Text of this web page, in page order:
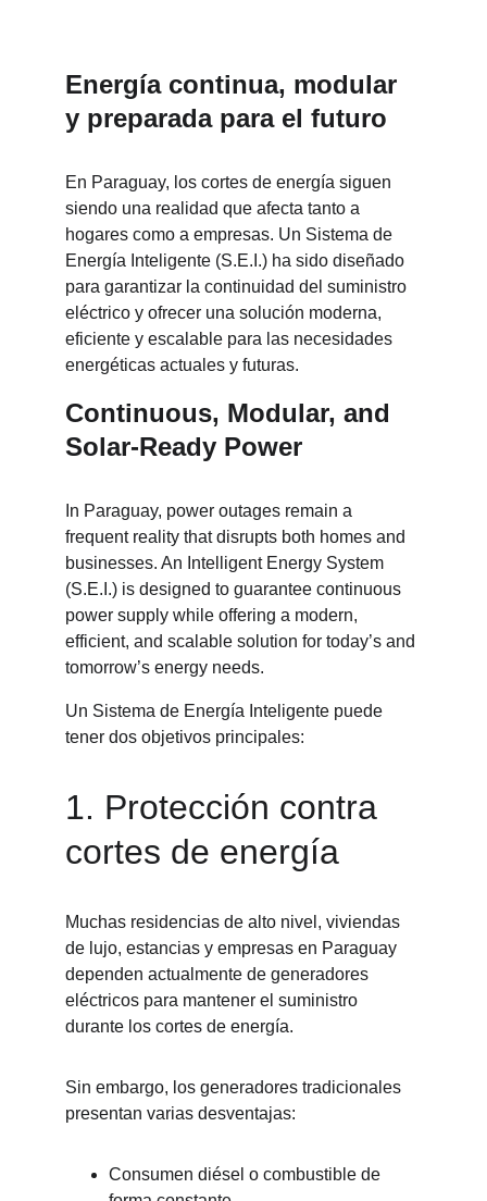
Energía continua, modular
y preparada para el futuro
En Paraguay, los cortes de energía siguen
siendo una realidad que afecta tanto a
hogares como a empresas. Un Sistema de
Energía Inteligente (S.E.I.) ha sido diseñado
para garantizar la continuidad del suministro
eléctrico y ofrecer una solución moderna,
eficiente y escalable para las necesidades
energéticas actuales y futuras.
Un Sistema de Energía Inteligente puede
tener dos objetivos principales:
1. Protección contra
cortes de energía
Muchas residencias de alto nivel, viviendas
de lujo, estancias y empresas en Paraguay
dependen actualmente de generadores
eléctricos para mantener el suministro
durante los cortes de energía.
Sin embargo, los generadores tradicionales
presentan varias desventajas:
Consumen diésel o combustible de
Continuous, Modular, and
Solar-Ready Power
In Paraguay, power outages remain a
frequent reality that disrupts both homes and
businesses. An Intelligent Energy System
(S.E.I.) is designed to guarantee continuous
power supply while offering a modern,
efficient, and scalable solution for today’s and
tomorrow’s energy needs.